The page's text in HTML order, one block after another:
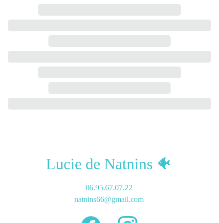
Lucie de Natnins 🐠
06.95.67.07.22
natnins66@gmail.com